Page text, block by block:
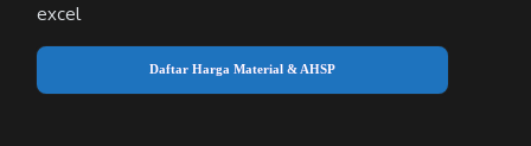
excel
Daftar Harga Material & AHSP